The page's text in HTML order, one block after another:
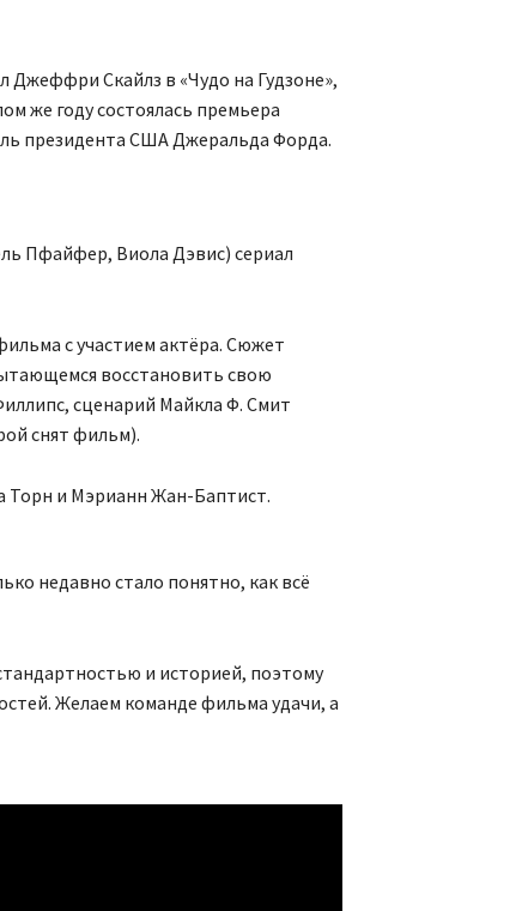
Джеффри Скайлз в «Чудо на Гудзоне»,
же году состоялась премьера
президента США Джеральда Форда.
Пфайфер, Виола Дэвис) сериал
с участием актёра. Сюжет
восстановить свою
сценарий Майкла Ф. Смит
снят фильм).
Торн и Мэрианн Жан-Баптист.
недавно стало понятно, как всё
и историей, поэтому
Желаем команде фильма удачи, а